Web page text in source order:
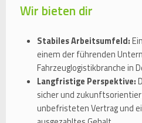
Wir bieten dir
Stabiles Arbeitsumfeld:
einem der führenden
Fahrzeuglogistikbranche in
Langfristige Perspektive:
sicher und
unbefristeten Vertrag und